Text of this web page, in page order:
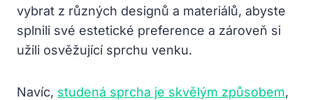
vybrat z různých designů a materiálů, abyste
splnili své estetické preference a zároveň si
užili osvěžující sprchu venku.
Navíc, studená sprcha je skvělým způsobem,